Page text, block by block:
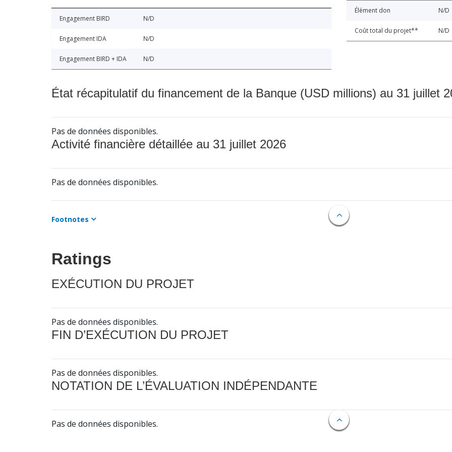
Engagement BIRD N/D
Engagement IDA N/D
Engagement BIRD + IDA N/D
Élément don N/D
Coût total du projet** N/D
État récapitulatif du financement de la Banque (USD millions) au 31 juillet
Pas de données disponibles.
Activité financière détaillée au 31 juillet 2026
Pas de données disponibles.
Footnotes
Ratings
EXÉCUTION DU PROJET
Pas de données disponibles.
FIN D’EXÉCUTION DU PROJET
Pas de données disponibles.
NOTATION DE L’ÉVALUATION INDÉPENDANTE
Pas de données disponibles.